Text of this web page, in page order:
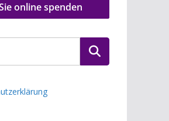
online spenden